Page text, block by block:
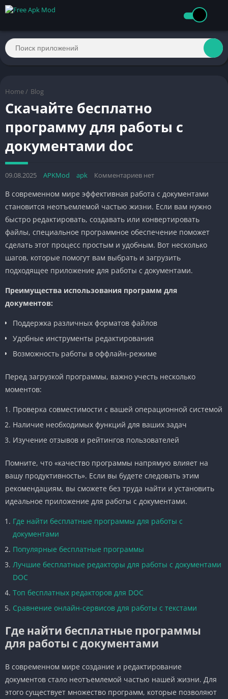
Home / Blog
Скачайте бесплатно
программу для работы с
документами doc
09.08.2025 APKMod apk Комментариев нет
В современном мире эффективная работа с документами
становится неотъемлемой частью жизни. Если вам нужно
быстро редактировать, создавать или конвертировать
файлы, специальное программное обеспечение поможет
сделать этот процесс простым и удобным. Вот несколько
шагов, которые помогут вам выбрать и загрузить
подходящее приложение для работы с документами.
Преимущества использования программ для
документов:
Поддержка различных форматов файлов
Удобные инструменты редактирования
Возможность работы в оффлайн-режиме
Перед загрузкой программы, важно учесть несколько
моментов:
Проверка совместимости с вашей операционной системой
Наличие необходимых функций для ваших задач
Изучение отзывов и рейтингов пользователей
Помните, что «качество программы напрямую влияет на
вашу продуктивность». Если вы будете следовать этим
рекомендациям, вы сможете без труда найти и установить
идеальное приложение для работы с документами.
Где найти бесплатные программы для работы с
документами
Популярные бесплатные программы
Лучшие бесплатные редакторы для работы с документами
DOC
Топ бесплатных редакторов для DOC
Сравнение онлайн-сервисов для работы с текстами
Где найти бесплатные программы
для работы с документами
В современном мире создание и редактирование
документов стало неотъемлемой частью нашей жизни. Для
этого существует множество программ, которые позволяют